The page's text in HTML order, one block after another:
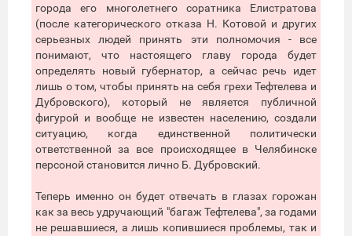
города его многолетнего соратника Елистратова
(после категорического отказа Н. Котовой и других
серьезных людей принять эти полномочия - все
понимают, что настоящего главу города будет
определять новый губернатор, а сейчас речь идет
лишь о том, чтобы принять на себя грехи Тефтелева и
Дубровского), который не является публичной
фигурой и вообще не известен населению, создали
ситуацию, когда единственной политически
ответственной за все происходящее в Челябинске
персоной становится лично Б. Дубровский.
Теперь именно он будет отвечать в глазах горожан
как за весь удручающий "багаж Тефтелева", за годами
не решавшиеся, а лишь копившиеся проблемы, так и